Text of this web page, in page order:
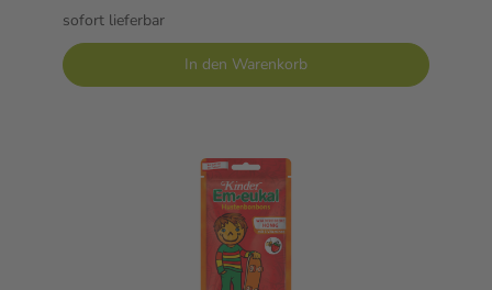
sofort lieferbar
In den Warenkorb